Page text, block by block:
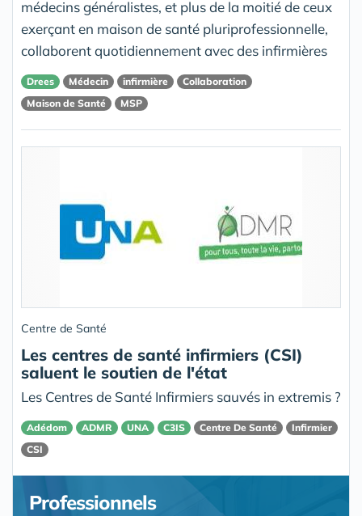
médecins généralistes, et plus de la moitié de ceux
exerçant en maison de santé pluriprofessionnelle,
collaborent quotidiennement avec des infirmières
Drees Médecin infirmière
Collaboration
Maison de Santé
MSP
Centre de Santé
Les centres de santé infirmiers (CSI)
saluent le soutien de l'état
Les Centres de Santé Infirmiers sauvés in extremis ?
Adédom ADMR UNA C3IS Centre De Santé
Infirmier
CSI
Professionnels